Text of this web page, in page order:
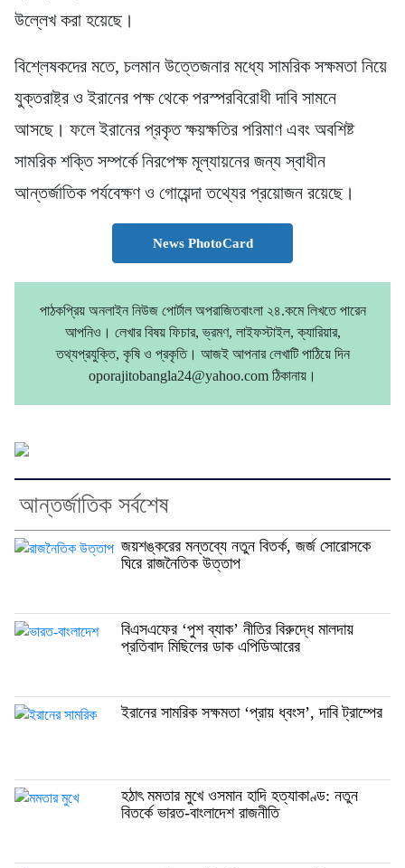
উল্লেখ করা হয়েছে।
বিশ্লেষকদের মতে, চলমান উত্তেজনার মধ্যে সামরিক সক্ষমতা নিয়ে
যুক্তরাষ্ট্র ও ইরানের পক্ষ থেকে পরস্পরবিরোধী দাবি সামনে
আসছে। ফলে ইরানের প্রকৃত ক্ষয়ক্ষতির পরিমাণ এবং অবশিষ্ট
সামরিক শক্তি সম্পর্কে নিরপেক্ষ মূল্যায়নের জন্য স্বাধীন
আন্তর্জাতিক পর্যবেক্ষণ ও গোয়েন্দা তথ্যের প্রয়োজন রয়েছে।
News PhotoCard
পাঠকপ্রিয় অনলাইন নিউজ পোর্টাল অপরাজিতবাংলা ২৪.কমে লিখতে পারেন
আপনিও। লেখার বিষয় ফিচার, ভ্রমণ, লাইফস্টাইল, ক্যারিয়ার,
তথ্যপ্রযুক্তি, কৃষি ও প্রকৃতি। আজই আপনার লেখাটি পাঠিয়ে দিন
oporajitobangla24@yahoo.com ঠিকানায়।
আন্তর্জাতিক সর্বশেষ
জয়শঙ্করের মন্তব্যে নতুন বিতর্ক, জর্জ সোরোসকে
ঘিরে রাজনৈতিক উত্তাপ
বিএসএফের ‘পুশ ব্যাক’ নীতির বিরুদ্ধে মালদায়
প্রতিবাদ মিছিলের ডাক এপিডিআরের
ইরানের সামরিক সক্ষমতা ‘প্রায় ধ্বংস’, দাবি ট্রাম্পের
হঠাৎ মমতার মুখে ওসমান হাদি হত্যাকাণ্ড: নতুন
বিতর্কে ভারত-বাংলাদেশ রাজনীতি